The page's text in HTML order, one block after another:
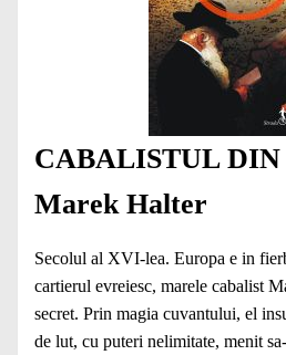
CABALISTUL DIN
Marek Halter
Secolul al XVI-lea. Europa e in
cartierul evreiesc, marele cabalist
secret. Prin magia cuvantului, el
de lut, cu puteri nelimitate, menit